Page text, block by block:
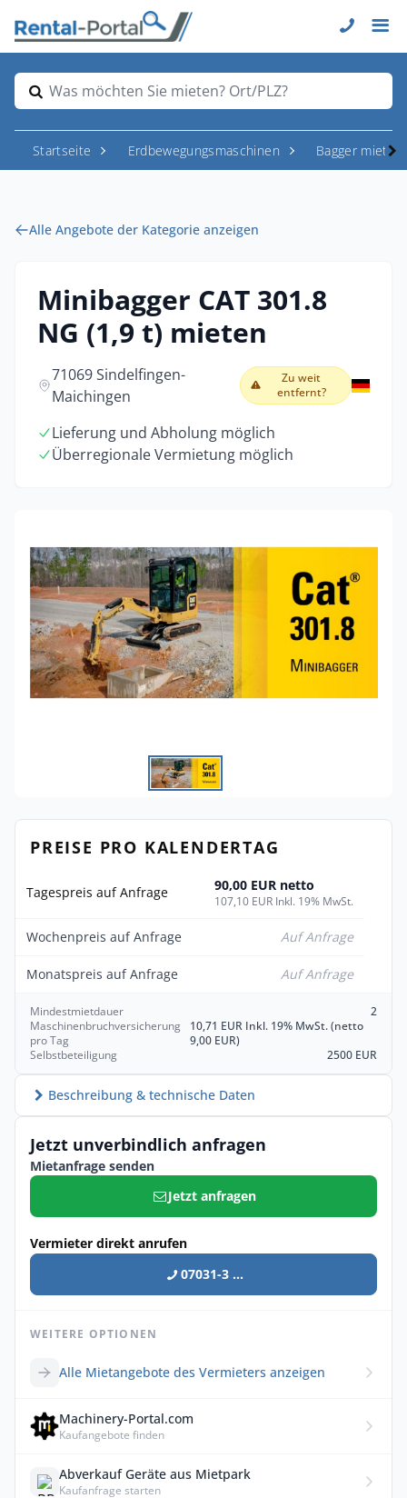
Was möchten Sie mieten? Ort/PLZ?
Startseite Erdbewegungsmaschinen Bagger mieten
Alle Angebote der Kategorie anzeigen
Minibagger CAT 301.8
NG (1,9 t) mieten
71069 Sindelfingen-
Maichingen
Zu weit
entfernt?
Lieferung und Abholung möglich
Überregionale Vermietung möglich
PREISE PRO KALENDERTAG
Tagespreis auf Anfrage 90,00 EUR netto
107,10 EUR Inkl. 19% MwSt.
Wochenpreis auf Anfrage Auf Anfrage
Monatspreis auf Anfrage Auf Anfrage
Mindestmietdauer
2
Maschinenbruchversicherung
pro Tag
10,71 EUR Inkl. 19% MwSt. (netto
9,00 EUR)
Selbstbeteiligung
2500 EUR
Beschreibung & technische Daten
Jetzt unverbindlich anfragen
Mietanfrage senden
Jetzt anfragen
Vermieter direkt anrufen
07031-3 ...
WEITERE OPTIONEN
Alle Mietangebote des Vermieters anzeigen
Machinery-Portal.com
Kaufangebote finden
Abverkauf Geräte aus Mietpark
Kaufanfrage starten